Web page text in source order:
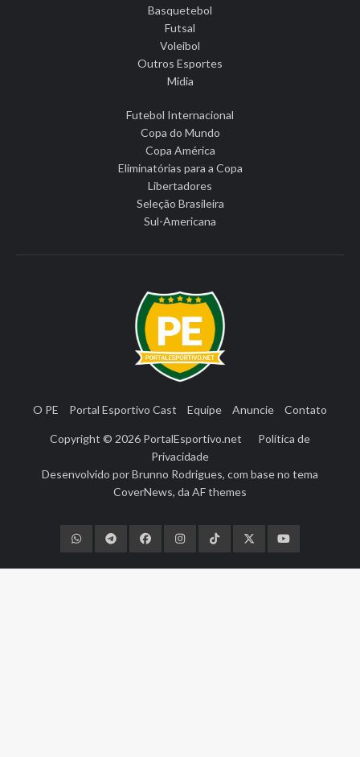
Basquetebol
Futsal
Voleibol
Outros Esportes
Mídia
Futebol Internacional
Copa do Mundo
Copa América
Eliminatórias para a Copa
Libertadores
Seleção Brasileira
Sul-Americana
O PE Portal Esportivo Cast Equipe Anuncie Contato
Copyright © 2026 PortalEsportivo.net
Política de
Privacidade
Desenvolvido porBrunno Rodrigues, com base no tema
CoverNews, da AF themes